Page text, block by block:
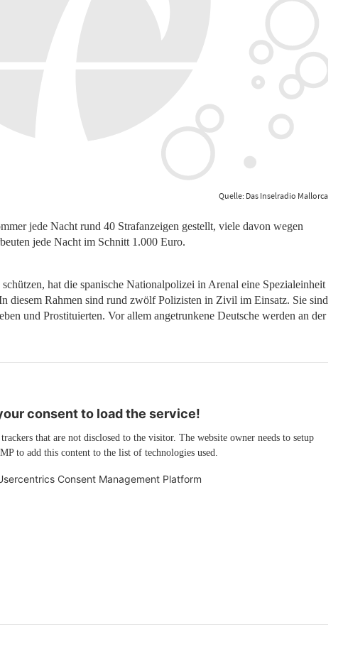
Quelle: Das Inselradio Mallorca
jede Nacht rund 40 Strafanzeigen gestellt, viele davon wegen
jede Nacht im Schnitt 1.000 Euro.
hat die spanische Nationalpolizei in Arenal eine Spezialeinheit
diesem Rahmen sind rund zwölf Polizisten in Zivil im Einsatz. Sie sind
und Prostituierten. Vor allem angetrunkene Deutsche werden an der
consent to load the service!
that are not disclosed to the visitor. The website owner needs to setup
to add this content to the list of technologies used.
Consent Management Platform